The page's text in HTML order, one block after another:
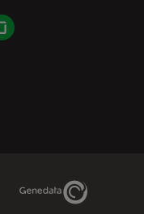
Glassdoor
Genedata Link